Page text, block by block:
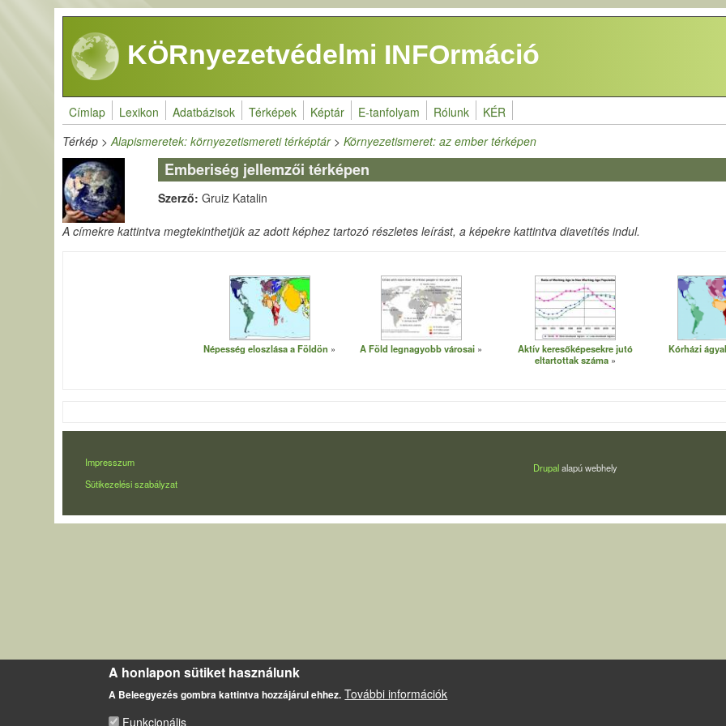
Ugrás a tartalomra
KÖRnyezetvédelmi INFOrmáció
Címlap Lexikon Adatbázisok Térképek Képtár E-tanfolyam Rólunk
KÉR
Térkép >Alapismeretek: környezetismereti térképtár>Környezetismeret: az ember térképen
Emberiség jellemzői térképen
Szerző:Gruiz Katalin
A címekre kattintva megtekinthetjük az adott képhez tartozó részletes leírást, a képekre kattintva diavetítés indul.
Népesség eloszlása a Földön A Föld legnagyobb városai
Aktív keresőképesekre jutó
eltartottak száma
Kórházi
LÁBLÉC
Impresszum
Sütikezelési szabályzat
Drupalalapú webhely
A honlapon sütiket használunk
A Beleegyezés gombra kattintva hozzájárul ehhez. További információk
Funkcionális